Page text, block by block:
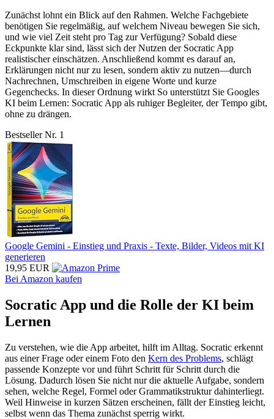
Zunächst lohnt ein Blick auf den Rahmen. Welche Fachgebiete
benötigen Sie regelmäßig, auf welchem Niveau bewegen Sie sich,
und wie viel Zeit steht pro Tag zur Verfügung? Sobald diese
Eckpunkte klar sind, lässt sich der Nutzen der Socratic App
realistischer einschätzen. Anschließend kommt es darauf an,
Erklärungen nicht nur zu lesen, sondern aktiv zu nutzen—durch
Nachrechnen, Umschreiben in eigene Worte und kurze
Gegenchecks. In dieser Ordnung wirkt So unterstützt Sie Googles
KI beim Lernen: Socratic App als ruhiger Begleiter, der Tempo gibt,
ohne zu drängen.
Bestseller Nr. 1
Google Gemini - Einstieg und Praxis - Texte, Bilder, Videos mit KI
generieren
19,95 EUR
Bei Amazon kaufen
Socratic App und die Rolle der KI beim
Lernen
Zu verstehen, wie die App arbeitet, hilft im Alltag. Socratic erkennt
aus einer Frage oder einem Foto den Kern des Problems, schlägt
passende Konzepte vor und führt Schritt für Schritt durch die
Lösung. Dadurch lösen Sie nicht nur die aktuelle Aufgabe, sondern
sehen, welche Regel, Formel oder Grammatikstruktur dahinterliegt.
Weil Hinweise in kurzen Sätzen erscheinen, fällt der Einstieg leicht,
selbst wenn das Thema zunächst sperrig wirkt.